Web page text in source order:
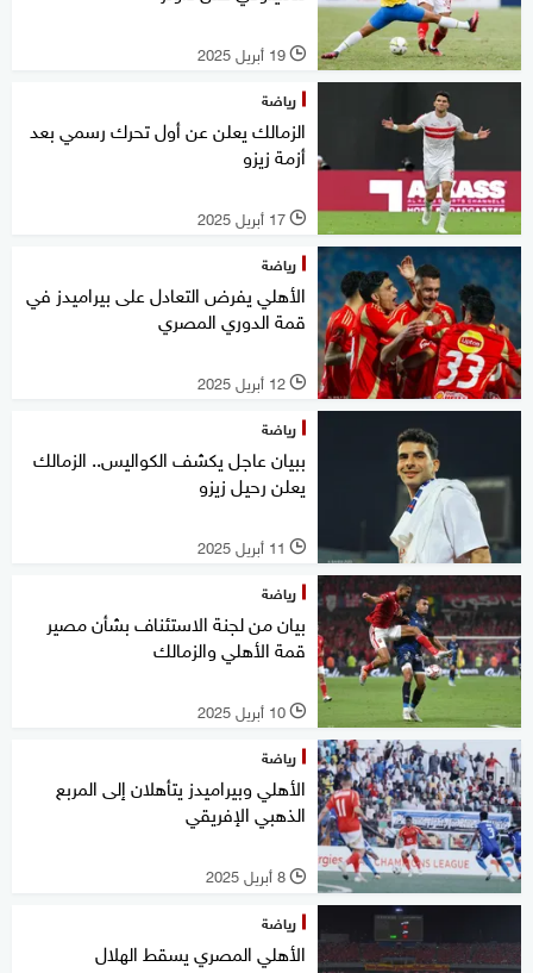
l 19 أبريل 2025
رياضة
الزمالك يعلن عن أول تحرك رسمي بعد
أزمة زيزو
l 17 أبريل 2025
رياضة
الأهلي يفرض التعادل على بيراميدز في
قمة الدوري المصري
l 12 أبريل 2025
رياضة
ببيان عاجل يكشف الكواليس.. الزمالك
يعلن رحيل زيزو
l 11 أبريل 2025
رياضة
بيان من لجنة الاستئناف بشأن مصير
قمة الأهلي والزمالك
l 10 أبريل 2025
رياضة
الأهلي وبيراميدز يتأهلان إلى المربع
الذهبي الإفريقي
l 8 أبريل 2025
رياضة
الأهلي المصري يسقط الهلال